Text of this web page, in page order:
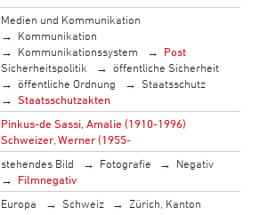
Medien und Kommunikation
Kommunikation
Kommunikationssystem
Post
Sicherheitspolitik
öffentliche Sicherheit
öffentliche Ordnung
Staatsschutz
Staatsschutzakten
Pinkus-de Sassi, Amalie (1910-1996)
Schweizer, Werner (1955-
stehendes Bild Fotografie
Negativ
Filmnegativ
Europa Schweiz
Zürich, Kanton